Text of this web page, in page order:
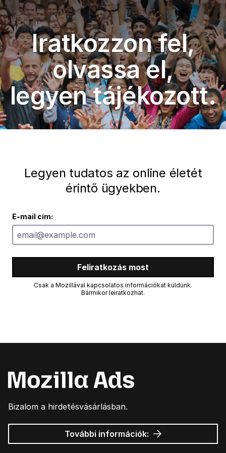
Iratkozzon fel,
olvassa el,
legyen tájékozott.
Legyen tudatos az online életét
érintő ügyekben.
E-mail cím:
Feliratkozás most
Csak a Mozillával kapcsolatos információkat küldünk.
Bármikor leiratkozhat.
Bizalom a hirdetésvásárlásban.
További információk: Mozilla
hirdetések